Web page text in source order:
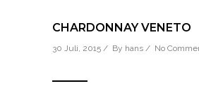
CHARDONNAY VENETO
30 Juli, 2015 / By hans / No